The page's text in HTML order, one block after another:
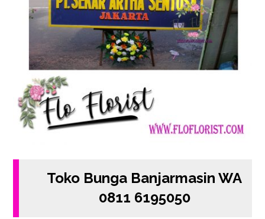
Toko Bunga Banjarmasin WA
0811 6195050